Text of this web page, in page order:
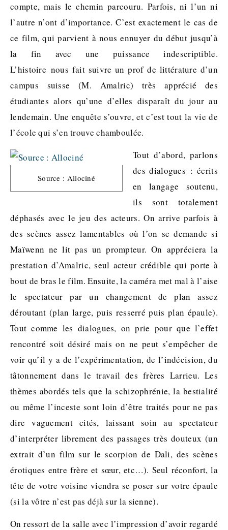
compte, mais le chemin parcouru. Parfois, ni l’un ni
l’autre n’ont d’importance. C’est exactement le cas de
ce film, qui parvient à nous ennuyer du début jusqu’à
la fin avec une puissance indescriptible.
L’histoire nous fait suivre un prof de littérature d’un
campus suisse (M. Amalric) très apprécié des
étudiantes alors qu’une d’elles disparaît du jour au
lendemain. Une enquête s’ouvre, et c’est tout la vie de
l’école qui s’en trouve chamboulée.
Source : Allociné
Tout d’abord, parlons
des dialogues : écrits
en langage soutenu,
ils sont totalement
déphasés avec le jeu des acteurs. On arrive parfois à
des scènes assez lamentables où l’on se demande si
Maïwenn ne lit pas un prompteur. On appréciera la
prestation d’Amalric, seul acteur crédible qui porte à
bout de bras le film. Ensuite, la caméra met mal à l’aise
le spectateur par un changement de plan assez
déroutant (plan large, puis resserré puis plan épaule).
Tout comme les dialogues, on prie pour que l’effet
rencontré soit désiré mais on ne peut s’empêcher de
voir qu’il y a de l’expérimentation, de l’indécision, du
tâtonnement dans le travail des frères Larrieu. Les
thèmes abordés tels que la schizophrénie, la bestialité
ou même l’inceste sont loin d’être traités pour ne pas
dire vaguement cités, laissant soin au spectateur
d’interpréter librement des passages très douteux (un
extrait d’un film sur le scorpion de Dali, des scènes
érotiques entre frère et sœur, etc…). Seul réconfort, la
tête de votre voisine viendra se poser sur votre épaule
(si la vôtre n’est pas déjà sur la sienne).
On ressort de la salle avec l’impression d’avoir regardé